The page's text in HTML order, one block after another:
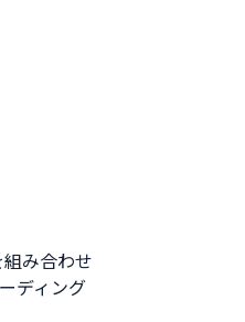
み合わせ
ディング